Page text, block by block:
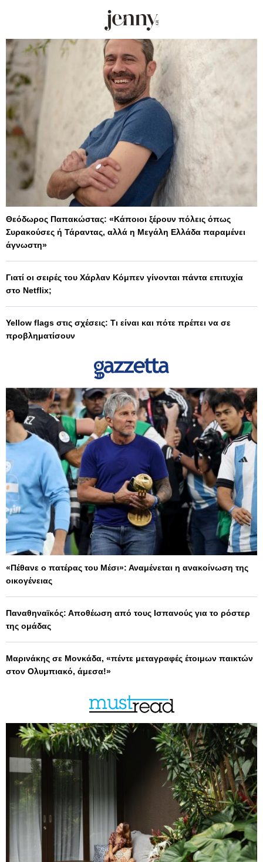
Θεόδωρος Παπακώστας: «Κάποιοι ξέρουν πόλεις όπως
Συρακούσες ή Τάραντας, αλλά η Μεγάλη Ελλάδα παραμένει
άγνωστη»
Γιατί οι σειρές του Χάρλαν Κόμπεν γίνονται πάντα επιτυχία
στο Netflix;
Yellow flags στις σχέσεις: Τι είναι και πότε πρέπει να σε
προβληματίσουν
«Πέθανε ο πατέρας του Μέσι»: Αναμένεται η ανακοίνωση της
οικογένειας
Παναθηναϊκός: Αποθέωση από τους Ισπανούς για το ρόστερ
της ομάδας
Μαρινάκης σε Μονκάδα, «πέντε μεταγραφές έτοιμων παικτών
στον Ολυμπιακό, άμεσα!»